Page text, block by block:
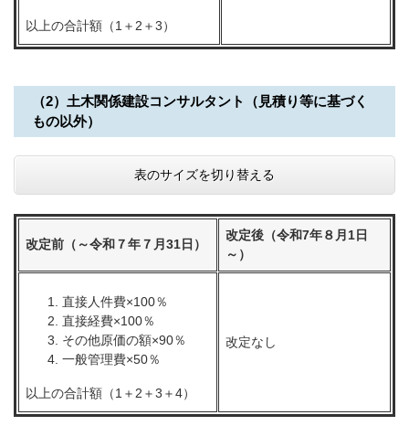
以上の合計額（1＋2＋3）
（2）土木関係建設コンサルタント（見積り等に基づく
もの以外）
表のサイズを切り替える
改定前（～令和７年７月31日）
改定後（令和7年８月1日
～）
直接人件費×100％
直接経費×100％
その他原価の額×90％
一般管理費×50％
以上の合計額（1＋2＋3＋4）
改定なし